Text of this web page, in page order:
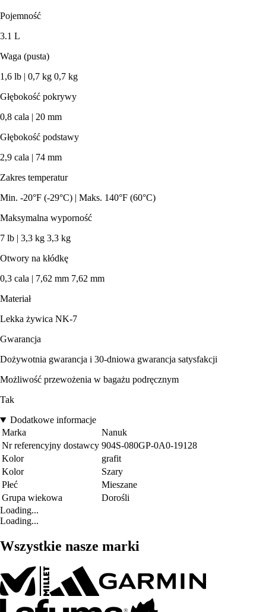
Pojemność
3.1 L
Waga (pusta)
1,6 lb | 0,7 kg 0,7 kg
Głębokość pokrywy
0,8 cala | 20 mm
Głębokość podstawy
2,9 cala | 74 mm
Zakres temperatur
Min. -20°F (-29°C) | Maks. 140°F (60°C)
Maksymalna wyporność
7 lb | 3,3 kg 3,3 kg
Otwory na kłódkę
0,3 cala | 7,62 mm 7,62 mm
Materiał
Lekka żywica NK-7
Gwarancja
Dożywotnia gwarancja i 30-dniowa gwarancja satysfakcji
Możliwość przewożenia w bagażu podręcznym
Tak
Dodatkowe informacje
Marka
Nanuk
Nr referencyjny dostawcy 904S-080GP-0A0-19128
Kolor
grafit
Kolor
Szary
Płeć
Mieszane
Grupa wiekowa
Dorośli
Loading...
Loading...
Wszystkie nasze marki